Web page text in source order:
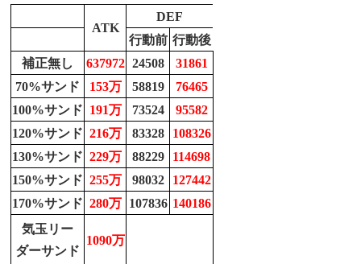
ATK
DEF
行動前 行動後
補正無し
637972 24508
31861
70%サンド
153万 58819
76465
100%サンド 191万 73524
95582
120%サンド 216万 83328
108326
130%サンド 229万 88229
114698
150%サンド 255万 98032
127442
170%サンド 280万 107836 140186
気玉リー
ダーサンド
1090万